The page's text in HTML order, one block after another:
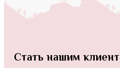
Стать нашим